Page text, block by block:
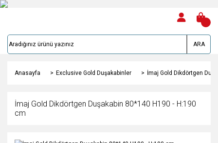
ARA
Anasayfa Exclusive Gold Duşakabinler İmaj Gold Dikdörtgen
İmaj Gold Dikdörtgen Duşakabin 80*140 H190 - H:190
cm